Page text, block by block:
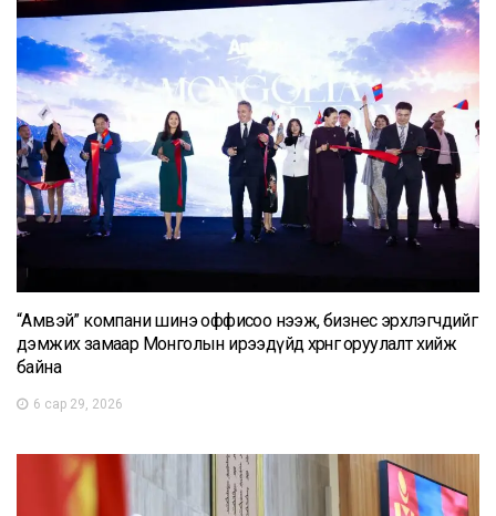
“Амвэй” компани шинэ оффисоо нээж, бизнес эрхлэгчдийг
дэмжих замаар Монголын ирээдүйд хөрөнгө оруулалт хийж
байна
6 сар 29, 2026